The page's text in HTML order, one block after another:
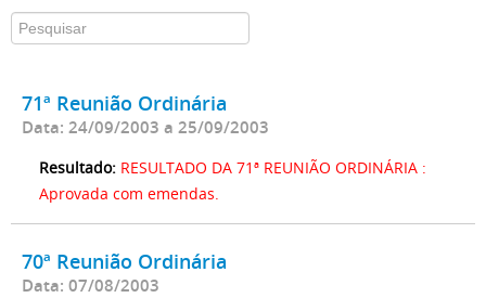
71ª Reunião Ordinária
Data: 24/09/2003 a 25/09/2003
Resultado: RESULTADO DA 71ª REUNIÃO ORDINÁRIA :
Aprovada com emendas.
70ª Reunião Ordinária
Data: 07/08/2003